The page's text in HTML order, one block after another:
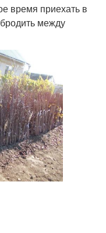
время приехать в
между